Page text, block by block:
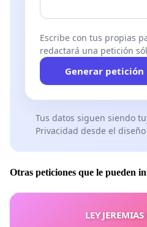
Escribe con tus propias
redactará una petición
Generar petición
Tus datos siguen siendo
Privacidad desde el diseño
Otras peticiones que le pueden
LEY